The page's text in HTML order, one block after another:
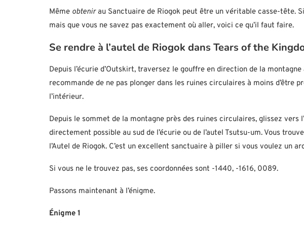
Même obtenirau Sanctuaire de Riogok peut être un véritable casse-tête.
mais que vous ne savez pas exactement où aller, voici ce qu’il faut faire.
Se rendre à l’autel de Riogok dans Tears of the
Depuis l’écurie d’Outskirt, traversez le gouffre en direction de la
recommande de ne pas plonger dans les ruines circulaires à moins d’être
l’intérieur.
Depuis le sommet de la montagne près des ruines circulaires, glissez vers
directement possible au sud de l’écurie ou de l’autel Tsutsu-um. Vous
l’Autel de Riogok. C’est un excellent sanctuaire à piller si vous voulez un
Si vous ne le trouvez pas, ses coordonnées sont -1440, -1616, 0089.
Passons maintenant à l’énigme.
Énigme 1